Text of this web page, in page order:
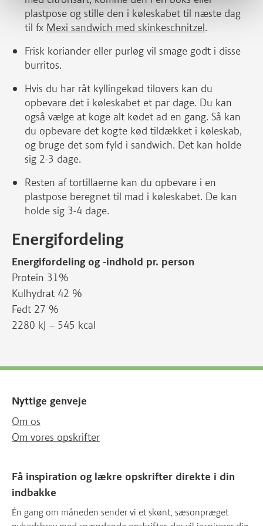
plastpose og stille den i køleskabet til næste dag
til fx Mexi sandwich med skinkeschnitzel.
Frisk koriander eller purløg vil smage godt i disse
burritos.
Hvis du har råt kyllingekød tilovers kan du
opbevare det i køleskabet et par dage. Du kan
også vælge at koge alt kødet ad en gang. Så kan
du opbevare det kogte kød tildækket i køleskab,
og bruge det som fyld i sandwich. Det kan holde
sig 2-3 dage.
Resten af tortillaerne kan du opbevare i en
plastpose beregnet til mad i køleskabet. De kan
holde sig 3-4 dage.
Energifordeling
Energifordeling og -indhold pr. person
Protein 31%
Kulhydrat 42 %
Fedt 27 %
2280 kJ – 545 kcal
Nyttige genveje
Om os
Om vores opskrifter
Få inspiration og lækre opskrifter direkte i din
indbakke
Én gang om måneden sender vi et skønt, sæsonpræget